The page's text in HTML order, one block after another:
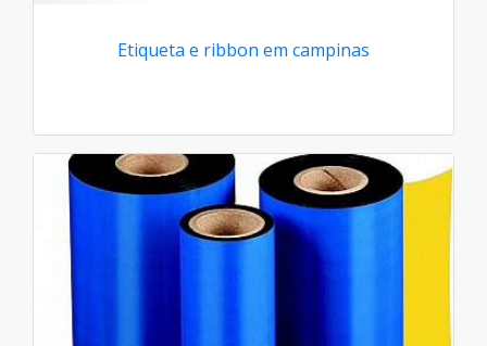
Etiqueta e ribbon em campinas